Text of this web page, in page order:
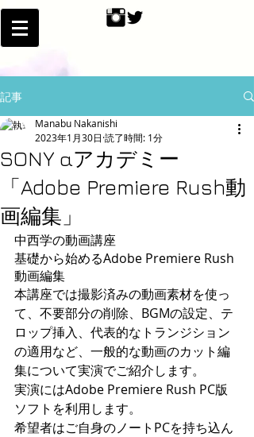
記事
SONY αアカデミー
「Adobe Premiere Rush動
画編集」
Manabu Nakanishi
2023年1月30日 読了時間: 1分
中西学の動画講座
基礎から始めるAdobe Premiere Rush
動画編集
本講座では撮影済みの動画素材を使っ
て、不要部分の削除、BGMの設定、テ
ロップ挿入、代表的なトランジション
の適用など、一般的な動画のカット編
集について実演でご紹介します。
実演にはAdobe Premiere Rush PC版
ソフトを利用します。
希望者はご自身のノートPCを持ち込ん